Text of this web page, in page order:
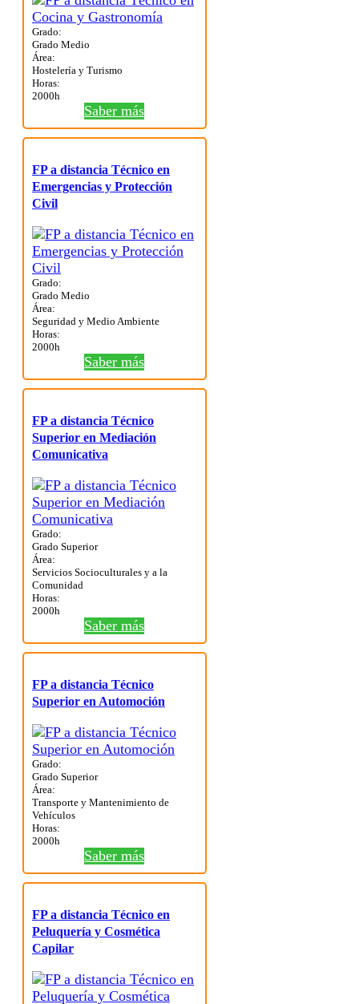
Grado:
Grado Medio
Área:
Hostelería y Turismo
Horas:
2000h
Saber más
FP a distancia Técnico en
Emergencias y Protección
Civil
Grado:
Grado Medio
Área:
Seguridad y Medio Ambiente
Horas:
2000h
Saber más
FP a distancia Técnico
Superior en Mediación
Comunicativa
Grado:
Grado Superior
Área:
Servicios Socioculturales y a la
Comunidad
Horas:
2000h
Saber más
FP a distancia Técnico
Superior en Automoción
Grado:
Grado Superior
Área:
Transporte y Mantenimiento de
Vehículos
Horas:
2000h
Saber más
FP a distancia Técnico en
Peluquería y Cosmética
Capilar